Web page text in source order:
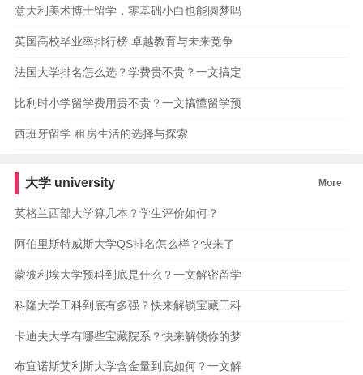
意大利美术博士留学，零基础小白也能圆梦吗
英国高校毕业率排行榜 卓越教育与未来竞争
法国大学排名怎么选？学费贵不贵？一文搞定
比利时小学留学费用贵不贵？一文搞懂留学预
西班牙留学 租房生活的选择与探索
大学 university More
英格兰西部大学算几本？学生评价如何？
阿伯里斯特威斯大学QS排名怎么样？快来了
蒙彼利埃大学预科到底是什么？一文解密留学
科隆大学工科到底有多强？快来解锁宝藏工科
卡迪夫大学有哪些宝藏院系？快来解锁你的梦
布宜诺斯艾利斯大学含金量到底如何？一文解